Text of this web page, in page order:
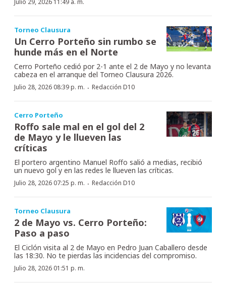
Torneo Clausura
Un Cerro Porteño sin rumbo se
hunde más en el Norte
Cerro Porteño cedió por 2-1 ante el 2 de Mayo y no levanta
cabeza en el arranque del Torneo Clausura 2026.
Julio 28, 2026 08:39 p. m. · Redacción D10
Cerro Porteño
Roffo sale mal en el gol del 2
de Mayo y le llueven las
críticas
El portero argentino Manuel Roffo salió a medias, recibió
un nuevo gol y en las redes le llueven las críticas.
Julio 28, 2026 07:25 p. m. · Redacción D10
Torneo Clausura
2 de Mayo vs. Cerro Porteño:
Paso a paso
El Ciclón visita al 2 de Mayo en Pedro Juan Caballero desde
las 18:30. No te pierdas las incidencias del compromiso.
Julio 28, 2026 01:51 p. m.